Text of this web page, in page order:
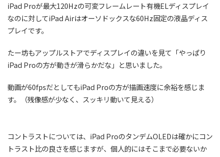
iPad Proが最大120Hzの可変フレームレート有機ELディスプレイ
なのに対してiPad Airはオーソドックスな60Hz固定の液晶ディス
プレイです。
たー坊もアップルストアでディスプレイの違いを見て「やっぱり
iPad Proの方が動きが滑らかだな」と思いました。
動画が60fpsだとしてもiPad Proの方が描画速度に余裕を感じま
す。（残像感が少なく、スッキリ動いて見える）
コントラストについては、iPad ProのタンデムOLEDは確かにコン
トラスト比の良さを感じますが、個人的にはそこまで必要ないか